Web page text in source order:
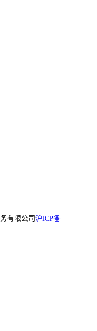
有限公司 沪ICP备